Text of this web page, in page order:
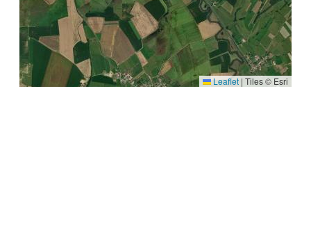
Leaflet | Tiles © Esri